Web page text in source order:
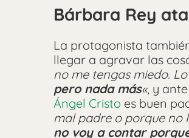
Bárbara Rey
La protagonista
llegar a agravar las
no me tengas miedo.
pero nada más«, y
Ángel Cristo es buen
mal padre o porque no
no voy a contar